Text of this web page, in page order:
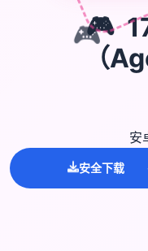
🎮
🎮
（
安
安全下载